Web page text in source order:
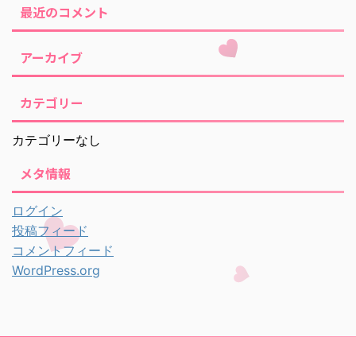
最近のコメント
アーカイブ
カテゴリー
カテゴリーなし
メタ情報
ログイン
投稿フィード
コメントフィード
WordPress.org